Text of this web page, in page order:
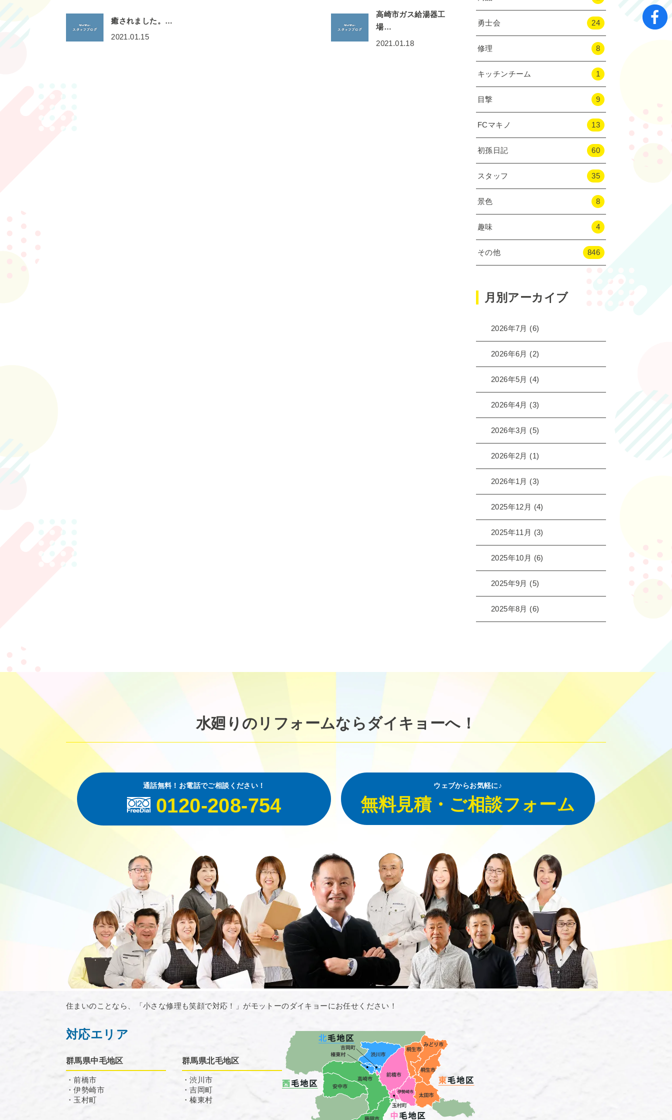
癒されました。…
2021.01.15
高崎市ガス給湯器工
場…
2021.01.18
勇士会 24
修理 8
キッチンチーム 1
目撃 9
FCマキノ 13
初孫日記 60
スタッフ 35
景色 8
趣味 4
その他 846
月別アーカイブ
2026年7月 (6)
2026年6月 (2)
2026年5月 (4)
2026年4月 (3)
2026年3月 (5)
2026年2月 (1)
2026年1月 (3)
2025年12月 (4)
2025年11月 (3)
2025年10月 (6)
2025年9月 (5)
2025年8月 (6)
水廻りのリフォームならダイキョーへ！
通話無料！お電話でご相談ください！
0120-208-754
ウェブからお気軽に♪
無料見積・ご相談フォーム
住まいのことなら、「小さな修理も笑顔で対応！」がモットーのダイキョーにお任せください！
対応エリア
群馬県中毛地区
・前橋市
・伊勢崎市
・玉村町
群馬県北毛地区
・渋川市
・吉岡町
・榛東村